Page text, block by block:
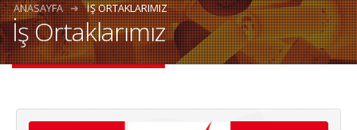
ANASAYFA İŞ ORTAKLARIMIZ
İş Ortaklarımız